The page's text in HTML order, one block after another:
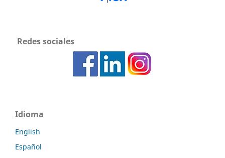
Redes sociales
Idioma
English
Español